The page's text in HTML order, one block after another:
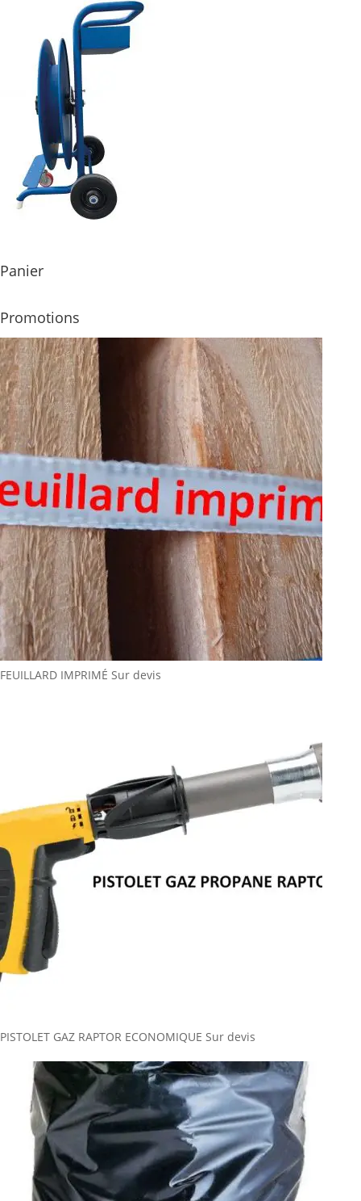
Panier
Promotions
FEUILLARD IMPRIMÉ Sur devis
PISTOLET GAZ RAPTOR ECONOMIQUE Sur devis